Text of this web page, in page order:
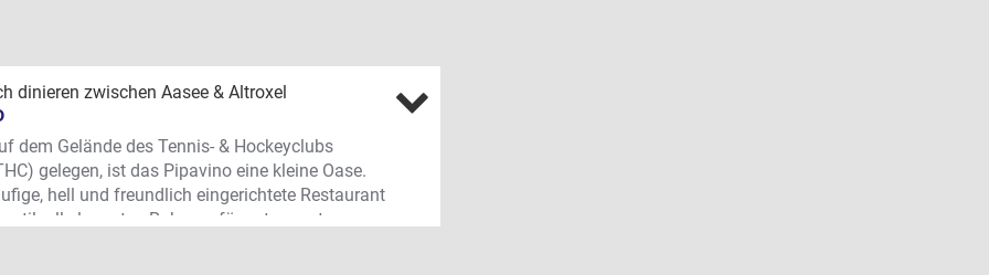
dinieren zwischen Aasee & Altroxel
dem Gelände des Tennis- & Hockeyclubs
gelegen, ist das Pipavino eine kleine Oase.
hell und freundlich eingerichtete Restaurant
stilvoll-eleganten Rahmen für entspannte